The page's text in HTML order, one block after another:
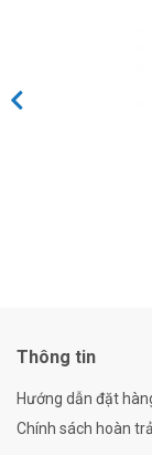
Thông tin
Hướng dẫn đặt
Chính sách hoàn trả